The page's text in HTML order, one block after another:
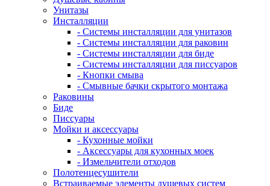
Унитазы
Инсталляции
- Системы инсталляции для унитазов
- Системы инсталляции для раковин
- Системы инсталляции для биде
- Системы инсталляции для писсуаров
- Кнопки смыва
- Смывные бачки скрытого монтажа
Раковины
Биде
Писсуары
Мойки и аксессуары
- Кухонные мойки
- Аксессуары для кухонных моек
- Измельчители отходов
Полотенцесушители
Встраиваемые элементы душевых систем